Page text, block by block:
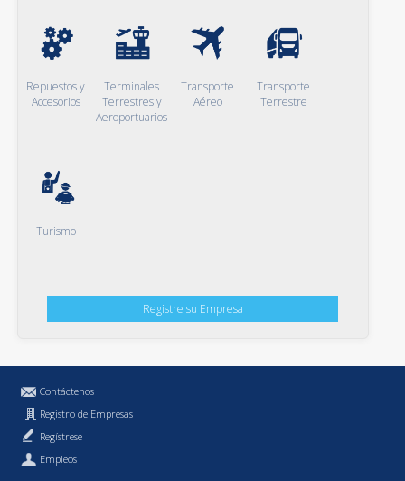
Repuestos y
Accesorios
Terminales
Terrestres y
Aeroportuarios
Transporte
Aéreo
Transporte
Terrestre
Turismo
Registre su Empresa
Contáctenos
Registro de Empresas
Regístrese
Empleos